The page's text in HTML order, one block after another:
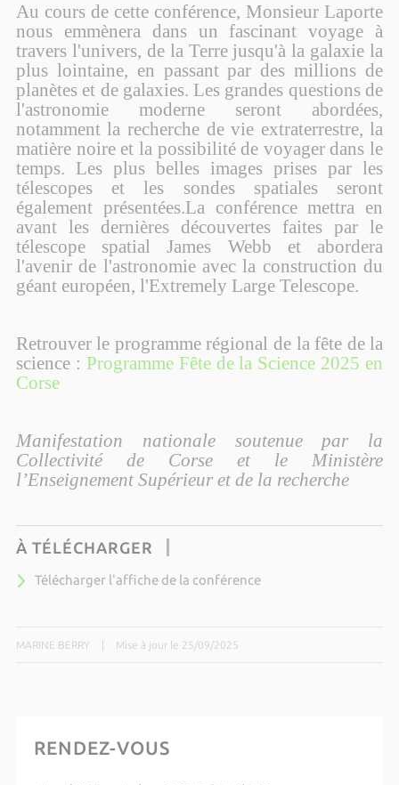
Au cours de cette conférence, Monsieur Laporte
nous emmènera dans un fascinant voyage à
travers l'univers, de la Terre jusqu'à la galaxie la
plus lointaine, en passant par des millions de
planètes et de galaxies. Les grandes questions de
l'astronomie moderne seront abordées,
notamment la recherche de vie extraterrestre, la
matière noire et la possibilité de voyager dans le
temps. Les plus belles images prises par les
télescopes et les sondes spatiales seront
également présentées.La conférence mettra en
avant les dernières découvertes faites par le
télescope spatial James Webb et abordera
l'avenir de l'astronomie avec la construction du
géant européen, l'Extremely Large Telescope.
Retrouver le programme régional de la fête de la
science : Programme Fête de la Science 2025 en
Corse
Manifestation nationale soutenue par la
Collectivité de Corse et le Ministère
l’Enseignement Supérieur et de la recherche
À TÉLÉCHARGER
Télécharger l'affiche de la conférence
MARINE BERRY Mise à jour le 25/09/2025
RENDEZ-VOUS